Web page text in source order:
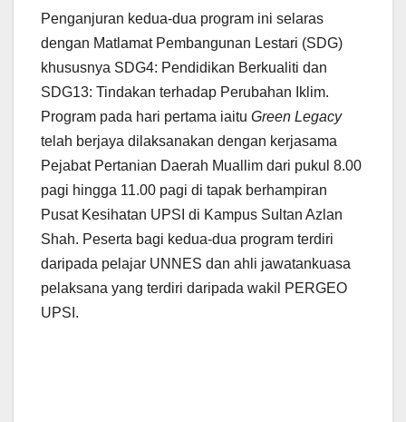
Penganjuran kedua-dua program ini selaras
dengan Matlamat Pembangunan Lestari (SDG)
khususnya SDG4: Pendidikan Berkualiti dan
SDG13: Tindakan terhadap Perubahan Iklim.
Program pada hari pertama iaitu Green Legacy
telah berjaya dilaksanakan dengan kerjasama
Pejabat Pertanian Daerah Muallim dari pukul 8.00
pagi hingga 11.00 pagi di tapak berhampiran
Pusat Kesihatan UPSI di Kampus Sultan Azlan
Shah. Peserta bagi kedua-dua program terdiri
daripada pelajar UNNES dan ahli jawatankuasa
pelaksana yang terdiri daripada wakil PERGEO
UPSI.